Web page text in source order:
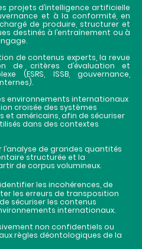
projets d’intelligence artificielle
et à la conformité, en
de produire, structurer et
destinés à l’entraînement ou à
de contenus experts, la revue
de critères d’évaluation et
(ESRS, ISSB, gouvernance,
environnements internationaux
croisée des systèmes
et américains, afin de sécuriser
dans des contextes
de grandes quantités
structurée et la
de corpus volumineux.
les incohérences, de
les erreurs de transposition
sécuriser les contenus
internationaux.
non confidentiels ou
règles déontologiques de la